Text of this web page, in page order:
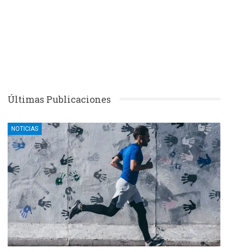
Últimas Publicaciones
NOTICIAS